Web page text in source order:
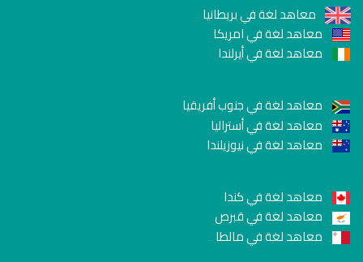
معاهد لغة في بريطانيا
معاهد لغة في امريكا
معاهد لغة في أيرلندا
معاهد لغة في جنوب أفريقيا
معاهد لغة في أستراليا
معاهد لغة في نيوزيلندا
معاهد لغة في كندا
معاهد لغة في قبرص
معاهد لغة في مالطا